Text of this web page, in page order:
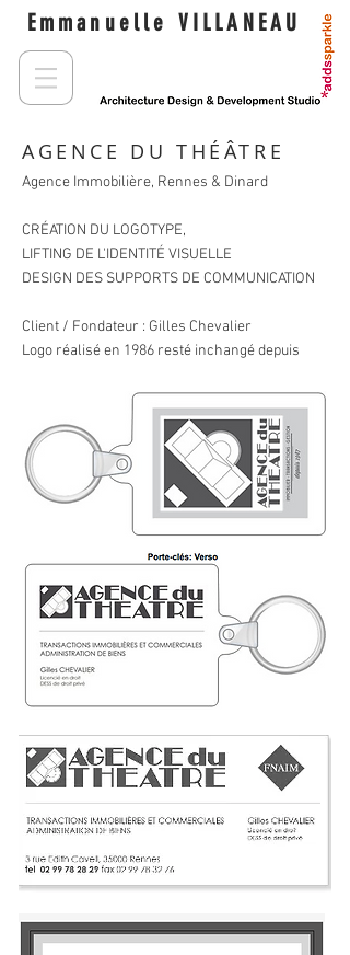
Emmanuelle VILLANEAU
AGENCE DU THÉÂTRE
Agence Immobilière, Rennes & Dinard
CRÉATION DU LOGOTYPE,
LIFTING DE L'IDENTITÉ VISUELLE
DESIGN DES SUPPORTS DE COMMUNICATION
Client / Fondateur : Gilles Chevalier
Logo réalisé en 1986 resté inchangé depuis